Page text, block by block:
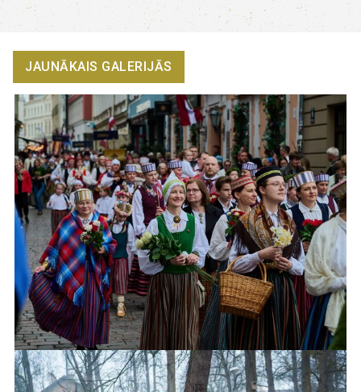
JAUNĀKAIS GALERIJĀS